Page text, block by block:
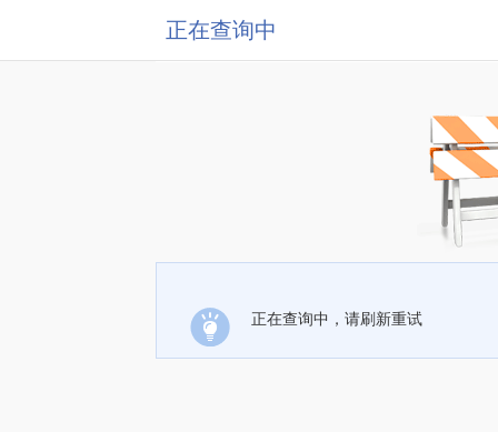
正在查询中
正在查询中，请刷新重试